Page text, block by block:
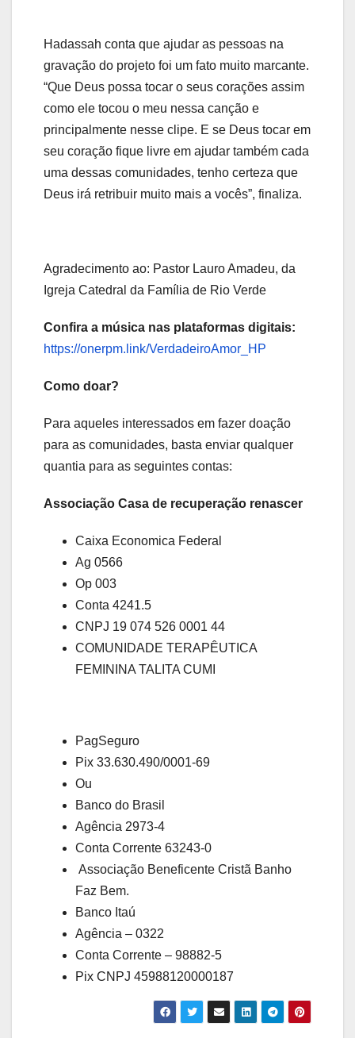
Hadassah conta que ajudar as pessoas na
gravação do projeto foi um fato muito marcante.
“Que Deus possa tocar o seus corações assim
como ele tocou o meu nessa canção e
principalmente nesse clipe. E se Deus tocar em
seu coração fique livre em ajudar também cada
uma dessas comunidades, tenho certeza que
Deus irá retribuir muito mais a vocês”, finaliza.
Agradecimento ao: Pastor Lauro Amadeu, da
Igreja Catedral da Família de Rio Verde
Confira a música nas plataformas digitais:
https://onerpm.link/VerdadeiroAmor_HP
Como doar?
Para aqueles interessados em fazer doação
para as comunidades, basta enviar qualquer
quantia para as seguintes contas:
Associação Casa de recuperação renascer
Caixa Economica Federal
Ag 0566
Op 003
Conta 4241.5
CNPJ 19 074 526 0001 44
COMUNIDADE TERAPÊUTICA
FEMININA TALITA CUMI
PagSeguro
Pix 33.630.490/0001-69
Ou
Banco do Brasil
Agência 2973-4
Conta Corrente 63243-0
Associação Beneficente Cristã Banho
Faz Bem.
Banco Itaú
Agência – 0322
Conta Corrente – 98882-5
Pix CNPJ 45988120000187